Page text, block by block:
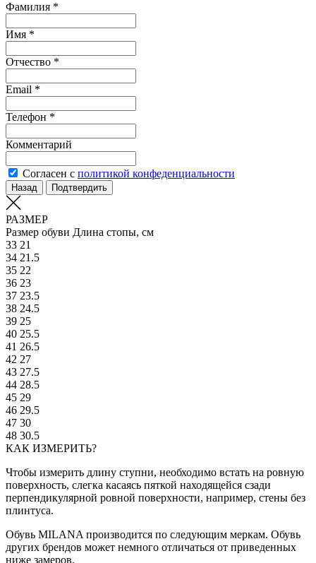
Фамилия *
Имя *
Отчество *
Email *
Телефон *
Комментарий
Согласен с политикой конфеденциальности
Назад Подтвердить
РАЗМЕР
Размер обуви Длина стопы, см
33 21
34 21.5
35 22
36 23
37 23.5
38 24.5
39 25
40 25.5
41 26.5
42 27
43 27.5
44 28.5
45 29
46 29.5
47 30
48 30.5
КАК ИЗМЕРИТЬ?
Чтобы измерить длину ступни, необходимо встать на ровную
поверхность, слегка касаясь пяткой находящейся сзади
перпендикулярной ровной поверхности, например, стены без
плинтуса.
Обувь MILANA производится по следующим меркам. Обувь
других брендов может немного отличаться от приведенных
ниже замеров.